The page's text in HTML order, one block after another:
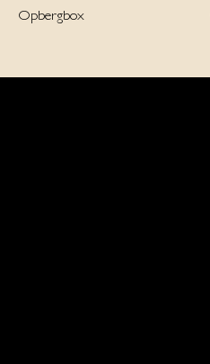
Opbergbox